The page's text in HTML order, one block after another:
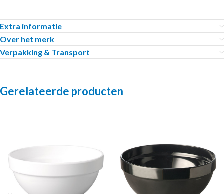
Extra informatie
Over het merk
Verpakking & Transport
Gerelateerde producten